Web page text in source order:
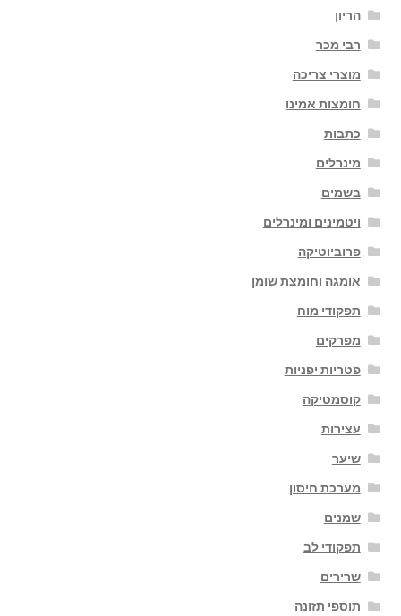
הריון
רבי מכר
מוצרי צריכה
חומצות אמינו
כתבות
מינרלים
בשמים
ויטמינים ומינרלים
פרוביוטיקה
אומגה וחומצת שומן
תפקודי מוח
מפרקים
פטריות יפניות
קוסמטיקה
עצירות
שיער
מערכת חיסון
שמנים
תפקודי לב
שרירים
תוספי תזונה